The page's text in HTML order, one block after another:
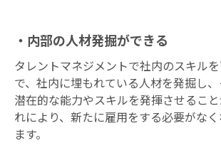
・内部の人材発掘ができる
タレントマネジメントで社内のスキル
で、社内に埋もれている人材を発掘し
潜在的な能力やスキルを発揮させるこ
れにより、新たに雇用をする必要がな
ます。